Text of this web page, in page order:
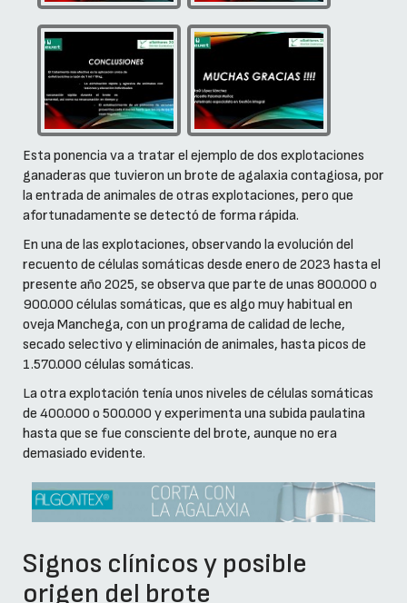
Esta ponencia va a tratar el ejemplo de dos explotaciones
ganaderas que tuvieron un brote de agalaxia contagiosa, por
la entrada de animales de otras explotaciones, pero que
afortunadamente se detectó de forma rápida.
En una de las explotaciones, observando la evolución del
recuento de células somáticas desde enero de 2023 hasta el
presente año 2025, se observa que parte de unas 800.000 o
900.000 células somáticas, que es algo muy habitual en
oveja Manchega, con un programa de calidad de leche,
secado selectivo y eliminación de animales, hasta picos de
1.570.000 células somáticas.
La otra explotación tenía unos niveles de células somáticas
de 400.000 o 500.000 y experimenta una subida paulatina
hasta que se fue consciente del brote, aunque no era
demasiado evidente.
Signos clínicos y posible
origen del brote